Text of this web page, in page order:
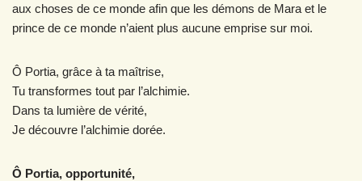
aux choses de ce monde afin que les démons de Mara et le
prince de ce monde n’aient plus aucune emprise sur moi.
Ô Portia, grâce à ta maîtrise,
Tu transformes tout par l’alchimie.
Dans ta lumière de vérité,
Je découvre l’alchimie dorée.
Ô Portia, opportunité,